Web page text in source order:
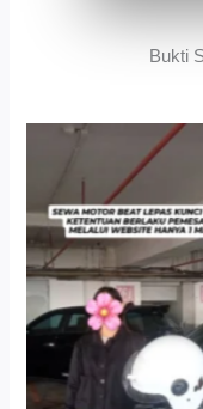
Bukti
Cityplaza
Gedung Parkir